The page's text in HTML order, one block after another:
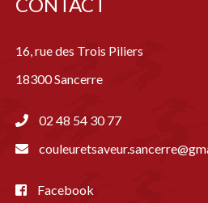
16, rue des Trois Piliers
18300 Sancerre
02 48 54 30 77
Facebook